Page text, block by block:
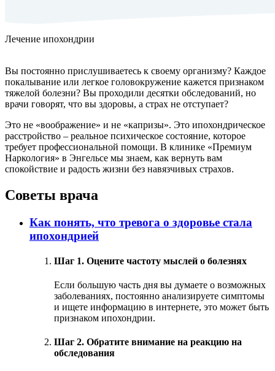
Лечение ипохондрии
Вы постоянно прислушиваетесь к своему организму? Каждое
покалывание или легкое головокружение кажется признаком
тяжелой болезни? Вы проходили десятки обследований, но
врачи говорят, что вы здоровы, а страх не отступает?
Это не «воображение» и не «капризы». Это ипохондрическое
расстройство – реальное психическое состояние, которое
требует профессиональной помощи. В клинике «Премиум
Наркология» в Энгельсе мы знаем, как вернуть вам
спокойствие и радость жизни без навязчивых страхов.
Советы врача
Как понять, что тревога о здоровье стала
ипохондрией
Шаг 1. Оцените частоту мыслей о болезнях
Если большую часть дня вы думаете о возможных
заболеваниях, постоянно анализируете симптомы
и ищете информацию в интернете, это может быть
признаком ипохондрии.
Шаг 2. Обратите внимание на реакцию на
обследования